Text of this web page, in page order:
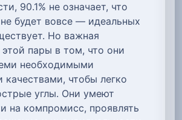
90.1% не означает, что
не будет вовсе — идеальных
Но важная
этой пары в том, что они
необходимыми
качествами, чтобы легко
углы. Они умеют
на компромисс, проявлять